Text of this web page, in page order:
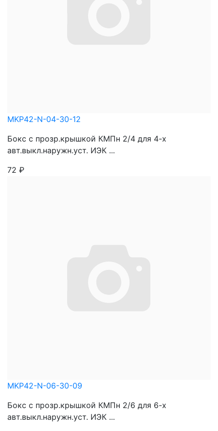
MKP42-N-04-30-12
Бокс с прозр.крышкой КМПн 2/4 для 4-х
авт.выкл.наружн.уст. ИЭК ...
72 ₽
MKP42-N-06-30-09
Бокс с прозр.крышкой КМПн 2/6 для 6-х
авт.выкл.наружн.уст. ИЭК ...